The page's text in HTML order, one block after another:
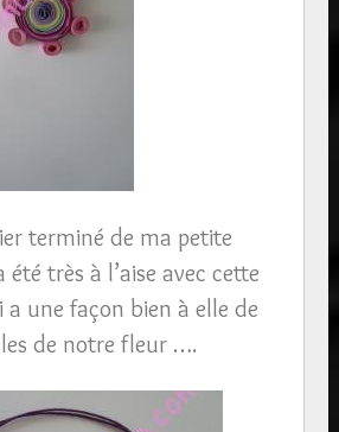
terminé de ma petite
très à l’aise avec cette
une façon bien à elle de
de notre fleur ….